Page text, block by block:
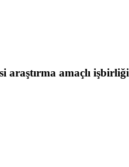
araştırma amaçlı işbirliği